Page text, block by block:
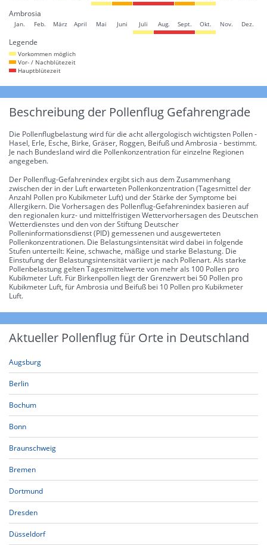
Ambrosia
Jan. Feb. März April Mai Juni Juli Aug. Sept. Okt. Nov. Dez.
Legende
Vorkommen möglich
Vor- / Nachblütezeit
Hauptblütezeit
Beschreibung der Pollenflug Gefahrengrade
Die Pollenflugbelastung wird für die acht allergologisch wichtigsten Pollen -
Hasel, Erle, Esche, Birke, Gräser, Roggen, Beifuß und Ambrosia - bestimmt.
Je nach Bundesland wird die Pollenkonzentration für einzelne Regionen
angegeben.
Der Pollenflug-Gefahrenindex ergibt sich aus dem Zusammenhang
zwischen der in der Luft erwarteten Pollenkonzentration (Tagesmittel der
Anzahl Pollen pro Kubikmeter Luft) und der Stärke der Symptome bei
Allergikern. Die Vorhersagen des Pollenflug-Gefahrenindex basieren auf
den regionalen kurz- und mittelfristigen Wettervorhersagen des Deutschen
Wetterdienstes und den von der Stiftung Deutscher
Polleninformationsdienst (PID) gemessenen und ausgewerteten
Pollenkonzentrationen. Die Belastungsintensität wird dabei in folgende
Stufen unterteilt: Keine, schwache, mäßige und starke Belastung. Die
Einstufung der Belastungsintensität variiert je nach Pollenart. Als starke
Pollenbelastung gelten Tagesmittelwerte von mehr als 100 Pollen pro
Kubikmeter Luft. Für Birkenpollen liegt der Grenzwert bei 50 Pollen pro
Kubikmeter Luft, für Ambrosia und Beifuß bei 10 Pollen pro Kubikmeter
Luft.
Aktueller Pollenflug für Orte in Deutschland
Augsburg
Berlin
Bochum
Bonn
Braunschweig
Bremen
Dortmund
Dresden
Düsseldorf